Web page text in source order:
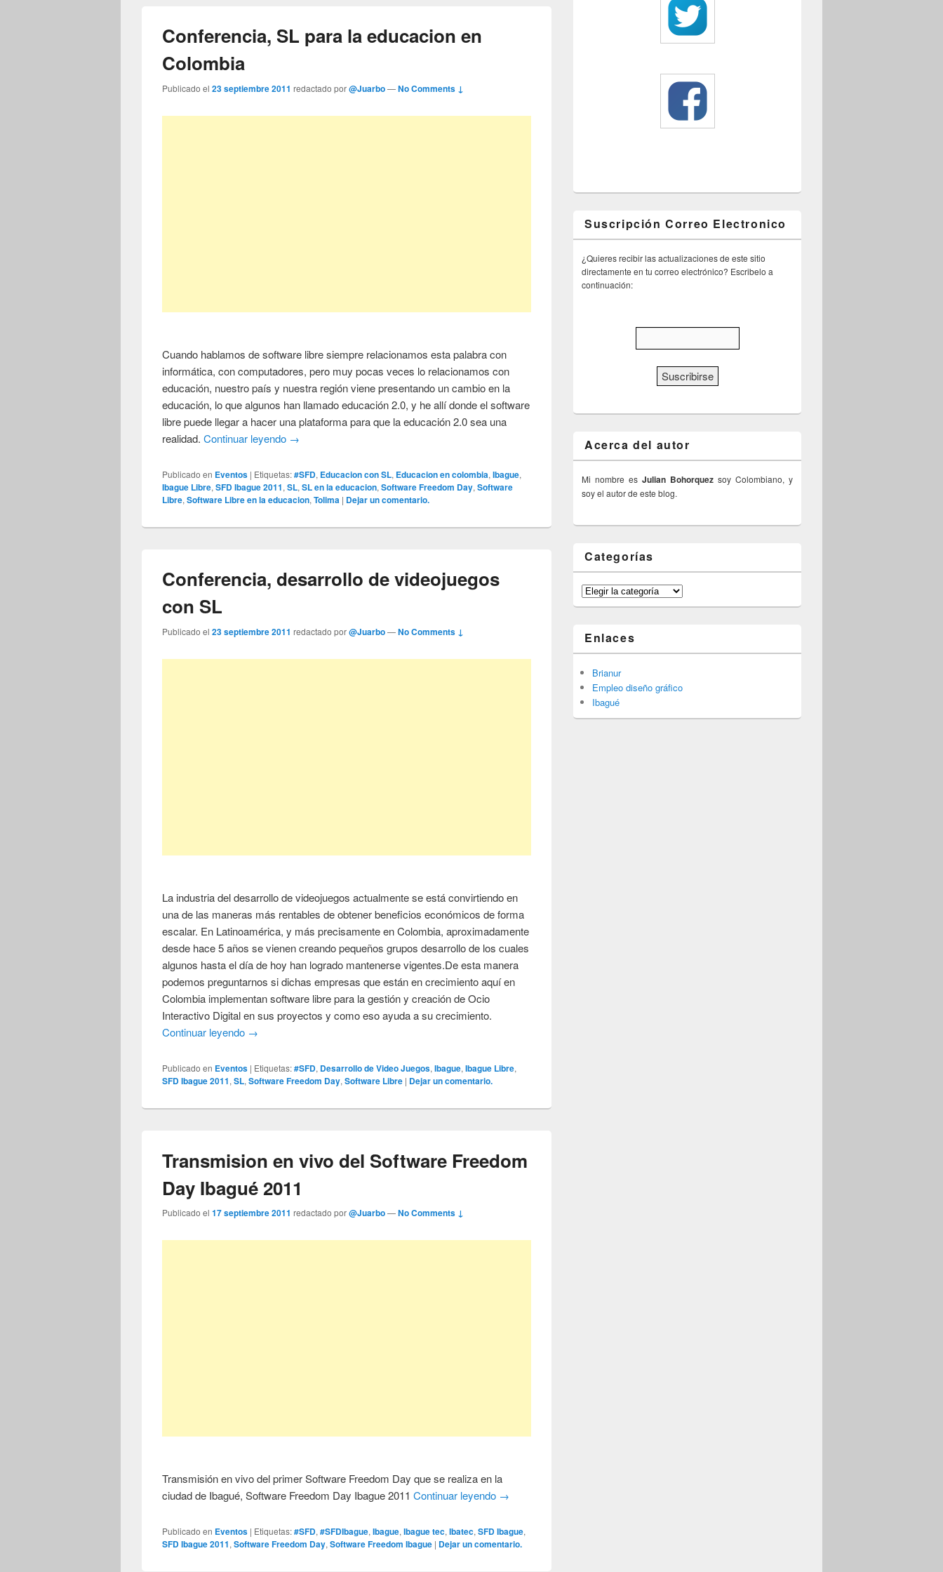
Conferencia, SL para la educacion en
Colombia
Publicado el23 septiembre 2011 redactado por@Juarbo—No Comments ↓
Cuando hablamos de software libre siempre relacionamos esta palabra con
informática, con computadores, pero muy pocas veces lo relacionamos con
educación, nuestro país y nuestra región viene presentando un cambio en la
educación, lo que algunos han llamado educación 2.0, y he allí donde el software
libre puede llegar a hacer una plataforma para que la educación 2.0 sea una
realidad.Continuar leyendo →
Publicado en Eventos | Etiquetas:#SFD, Educacion con SL, Educacion en colombia,Ibague,
Ibague Libre,SFD Ibague 2011,SL,SL en la educacion,Software Freedom Day,Software
Libre,Software Libre en la educacion,Tolima | Dejar un comentario.
Conferencia, desarrollo de videojuegos
con SL
Publicado el23 septiembre 2011 redactado por@Juarbo—No Comments ↓
La industria del desarrollo de videojuegos actualmente se está convirtiendo en
una de las maneras más rentables de obtener beneficios económicos de forma
escalar. En Latinoamérica, y más precisamente en Colombia, aproximadamente
desde hace 5 años se vienen creando pequeños grupos desarrollo de los cuales
algunos hasta el día de hoy han logrado mantenerse vigentes.De esta manera
podemos preguntarnos si dichas empresas que están en crecimiento aquí en
Colombia implementan software libre para la gestión y creación de Ocio
Interactivo Digital en sus proyectos y como eso ayuda a su crecimiento.
Continuar leyendo →
Publicado en Eventos | Etiquetas:#SFD, Desarrollo de Video Juegos,Ibague,Ibague Libre,
SFD Ibague 2011,SL,Software Freedom Day,Software Libre | Dejar un comentario.
Transmision en vivo del Software Freedom
Day Ibagué 2011
Publicado el17 septiembre 2011 redactado por@Juarbo—No Comments ↓
Transmisión en vivo del primer Software Freedom Day que se realiza en la
ciudad de Ibagué, Software Freedom Day Ibague 2011Continuar leyendo →
Publicado en Eventos | Etiquetas:#SFD,#SFDIbague,Ibague,Ibague tec,Ibatec,SFD Ibague,
SFD Ibague 2011,Software Freedom Day,Software Freedom Ibague | Dejar un comentario.
Suscripción Correo Electronico
¿Quieres recibir las actualizaciones de este sitio
directamente en tu correo electrónico? Escribelo a
continuación:
Acerca del autor
Mi nombre es Julian Bohorquez soy Colombiano, y
soy el autor de este blog.
Categorías
Categorías
Enlaces
Brianur
Empleo diseño gráfico
Ibagué